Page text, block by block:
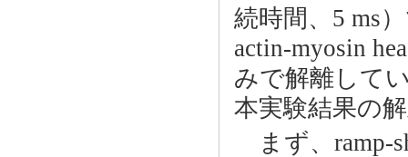
続時間、5 ms
actin-myosin
みで解離して
本実験結果の
まず、ramp-